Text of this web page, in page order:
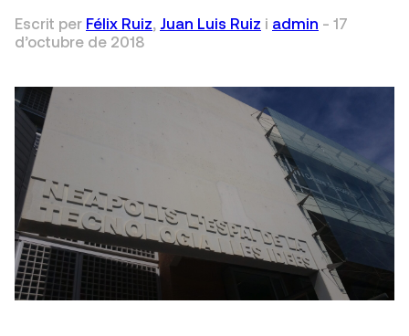
Escrit per Félix Ruiz, Juan Luis Ruiz i admin - 17
d’octubre de 2018